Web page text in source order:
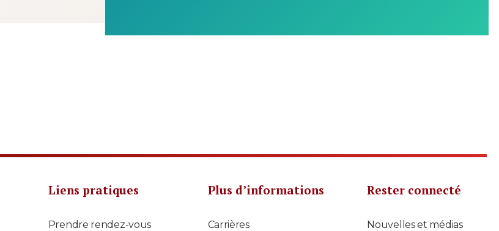
Liens pratiques
Prendre rendez-vous
Plus d’informations
Carrières
Rester connecté
Nouvelles et médias